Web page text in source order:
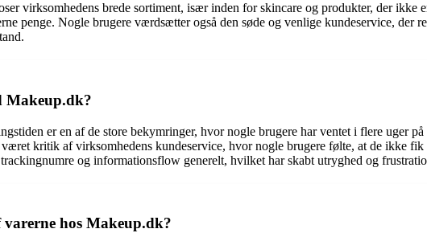
virksomhedens brede sortiment, især inden for skincare og produkter, der ikke
penge. Nogle brugere værdsætter også den søde og venlige kundeservice, der
Makeup.dk?
er en af de store bekymringer, hvor nogle brugere har ventet i flere uger
kritik af virksomhedens kundeservice, hvor nogle brugere følte, at de ikke
og informationsflow generelt, hvilket har skabt utryghed og
hos Makeup.dk?